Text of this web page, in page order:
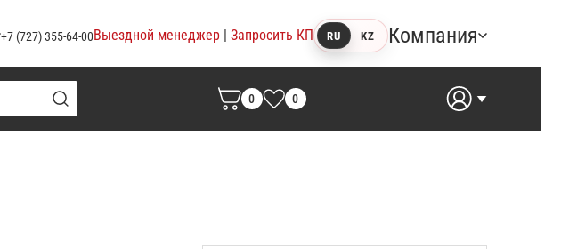
+7 (727) 355-64-00Выездной менеджер | Запросить КП RU KZ Компания
0 0